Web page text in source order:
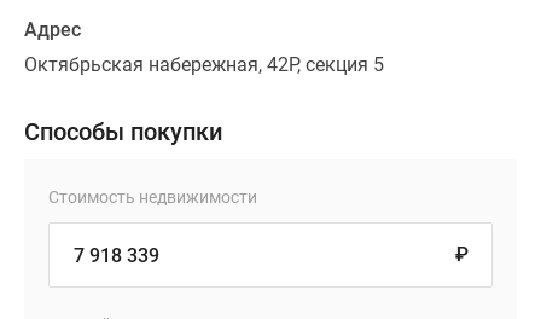
Адрес
Октябрьская набережная, 42Р, секция 5
Способы покупки
Стоимость недвижимости
₽